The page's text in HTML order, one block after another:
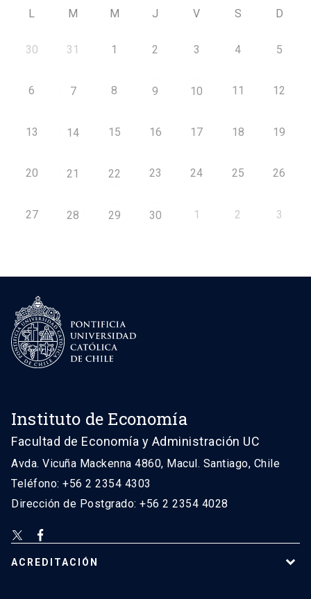
L M M J V S D
30 31 1 2 3 4 5
6 7 8 9 10 11 12
13 14 15 16 17 18 19
20 21 22 23 24 25 26
27 28 29 30 1 2 3
Instituto de Economía
Facultad de Economía y Administración UC
Avda. Vicuña Mackenna 4860, Macul. Santiago, Chile
Teléfono: +56 2 2354 4303
Dirección de Postgrado: +56 2 2354 4028
ACREDITACIÓN